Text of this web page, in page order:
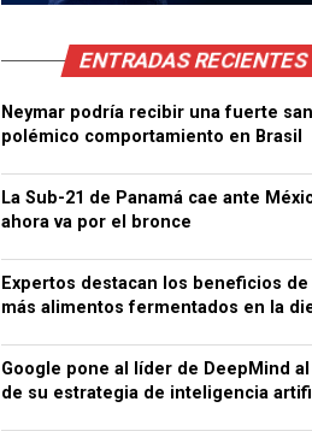
ENTRADAS RECIENTES
Neymar podría recibir una fuerte
polémico comportamiento en Brasil
La Sub-21 de Panamá cae ante
ahora va por el bronce
Expertos destacan los beneficios
más alimentos fermentados en la
Google pone al líder de DeepMind
de su estrategia de inteligencia